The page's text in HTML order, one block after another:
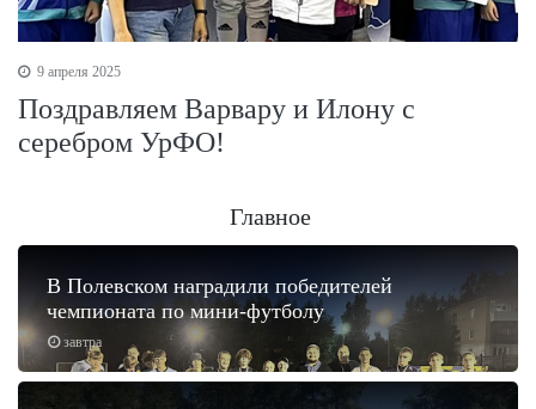
9 апреля 2025
Поздравляем Варвару и Илону с
серебром УрФО!
Главное
завтра
В Полевском наградили победителей
чемпионата по мини-футболу